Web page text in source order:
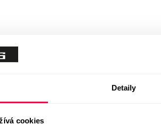
Detaily
cookies